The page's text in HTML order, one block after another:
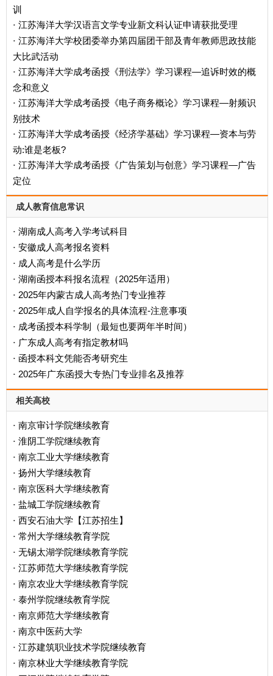
训
· 江苏海洋大学汉语言文学专业新文科认证申请获批受理
· 江苏海洋大学校团委举办第四届团干部及青年教师思政技能
大比武活动
· 江苏海洋大学成考函授《刑法学》学习课程—追诉时效的概
念和意义
· 江苏海洋大学成考函授《电子商务概论》学习课程—射频识
别技术
· 江苏海洋大学成考函授《经济学基础》学习课程—资本与劳
动:谁是老板?
· 江苏海洋大学成考函授《广告策划与创意》学习课程—广告
定位
成人教育信息常识
· 湖南成人高考入学考试科目
· 安徽成人高考报名资料
· 成人高考是什么学历
· ‌湖南函授本科报名流程（2025年适用）‌
· 2025年内蒙古成人高考热门专业推荐
· 2025年成人自学报名的具体流程-注意事项
· 成考函授本科学制（最短也要两年半时间）
· 广东成人高考有指定教材吗
· 函授本科文凭能否考研究生
· 2025年广东函授大专热门专业排名及推荐
相关高校
· 南京审计学院继续教育
· 淮阴工学院继续教育
· 南京工业大学继续教育
· 扬州大学继续教育
· 南京医科大学继续教育
· 盐城工学院继续教育
· 西安石油大学【江苏招生】
· 常州大学继续教育学院
· 无锡太湖学院继续教育学院
· 江苏师范大学继续教育学院
· 南京农业大学继续教育学院
· 泰州学院继续教育学院
· 南京师范大学继续教育
· 南京中医药大学
· 江苏建筑职业技术学院继续教育
· 南京林业大学继续教育学院